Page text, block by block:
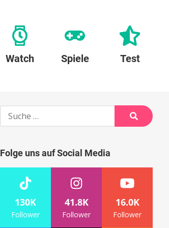
Watch Spiele Test
Suche
Suche
Folge uns auf Social Media
130K
Follower
41.8K
Follower
16.0K
Follower